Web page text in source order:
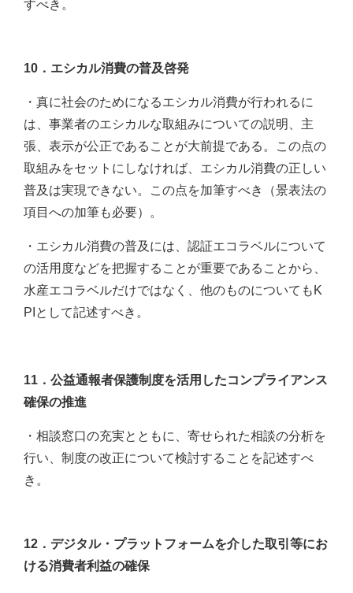
すべき。
10．エシカル消費の普及啓発
・真に社会のためになるエシカル消費が行われるに
は、事業者のエシカルな取組みについての説明、主
張、表示が公正であることが大前提である。この点の
取組みをセットにしなければ、エシカル消費の正しい
普及は実現できない。この点を加筆すべき（景表法の
項目への加筆も必要）。
・エシカル消費の普及には、認証エコラベルについて
の活用度などを把握することが重要であることから、
水産エコラベルだけではなく、他のものについてもK
PIとして記述すべき。
11．公益通報者保護制度を活用したコンプライアンス
確保の推進
・相談窓口の充実とともに、寄せられた相談の分析を
行い、制度の改正について検討することを記述すべ
き。
12．デジタル・プラットフォームを介した取引等にお
ける消費者利益の確保